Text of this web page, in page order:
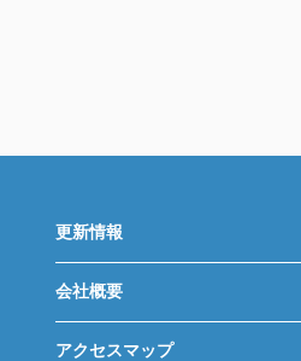
更新情報
会社概要
アクセスマップ